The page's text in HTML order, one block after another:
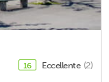
16 Eccellente (2)